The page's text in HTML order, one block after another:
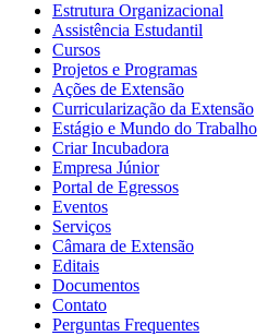
Estrutura Organizacional
Assistência Estudantil
Cursos
Projetos e Programas
Ações de Extensão
Curricularização da Extensão
Estágio e Mundo do Trabalho
Criar Incubadora
Empresa Júnior
Portal de Egressos
Eventos
Serviços
Câmara de Extensão
Editais
Documentos
Contato
Perguntas Frequentes